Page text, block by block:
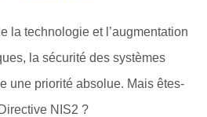
la technologie et l’augmentation
la sécurité des systèmes
une priorité absolue. Mais êtes-
NIS2 ?